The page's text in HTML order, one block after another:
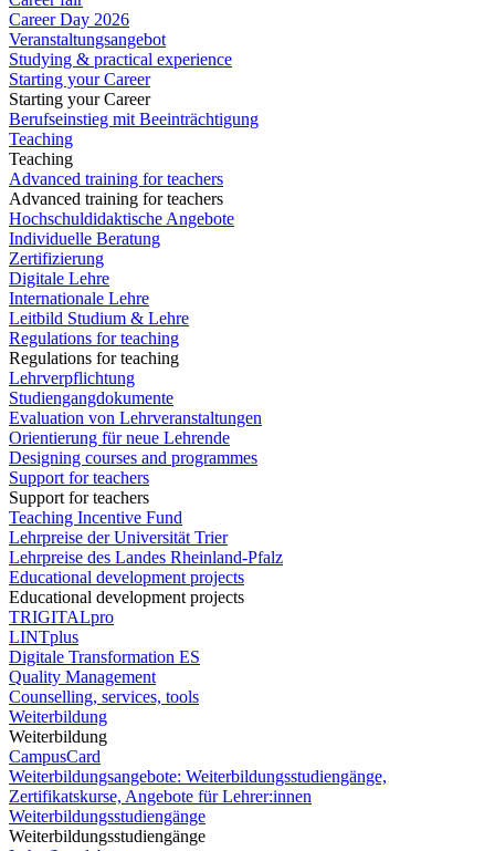
Career Day 2026
Veranstaltungsangebot
Studying & practical experience
Starting your Career
Starting your Career
Berufseinstieg mit Beeinträchtigung
Teaching
Teaching
Advanced training for teachers
Advanced training for teachers
Hochschuldidaktische Angebote
Individuelle Beratung
Zertifizierung
Digitale Lehre
Internationale Lehre
Leitbild Studium & Lehre
Regulations for teaching
Regulations for teaching
Lehrverpflichtung
Studiengangdokumente
Evaluation von Lehrveranstaltungen
Orientierung für neue Lehrende
Designing courses and programmes
Support for teachers
Support for teachers
Teaching Incentive Fund
Lehrpreise der Universität Trier
Lehrpreise des Landes Rheinland-Pfalz
Educational development projects
Educational development projects
TRIGITALpro
LINTplus
Digitale Transformation ES
Quality Management
Counselling, services, tools
Weiterbildung
Weiterbildung
CampusCard
Weiterbildungsangebote: Weiterbildungsstudiengänge,
Zertifikatskurse, Angebote für Lehrer:innen
Weiterbildungsstudiengänge
Weiterbildungsstudiengänge